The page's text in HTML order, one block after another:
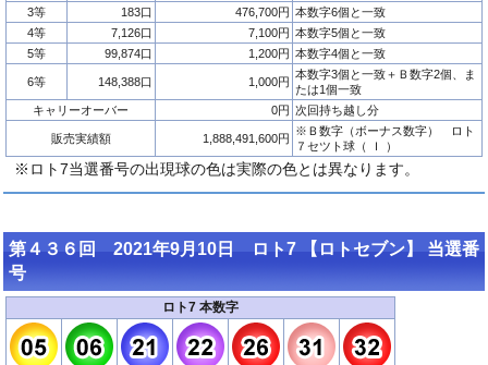
3等
183口 476,700円 本数字6個と一致
4等
7,126口 7,100円 本数字5個と一致
5等
99,874口 1,200円 本数字4個と一致
6等 148,388口 1,000円
本数字3個と一致＋Ｂ数字2個、ま
たは1個一致
キャリーオーバー
0円 次回持ち越し分
販売実績額 1,888,491,600円
※Ｂ数字（ボーナス数字） ロト
７セツト球（ Ｉ ）
※ロト7当選番号の出現球の色は実際の色とは異なります。
第４３６回 2021年9月10日 ロト7 【ロトセブン】 当選番
号
ロト7 本数字